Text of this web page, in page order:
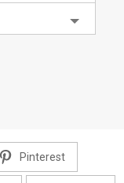
Pinterest